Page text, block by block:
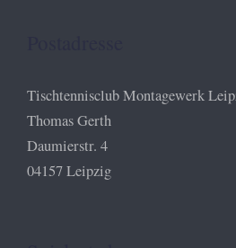
Tischtennisclub Montagewerk
Thomas Gerth
Daumierstr. 4
04157 Leipzig